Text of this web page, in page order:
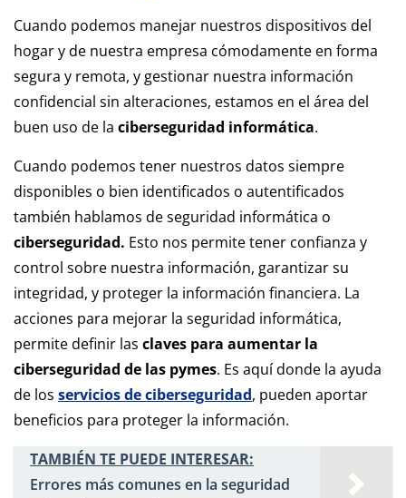
Cuando podemos manejar nuestros dispositivos del
hogar y de nuestra empresa cómodamente en forma
segura y remota, y gestionar nuestra información
confidencial sin alteraciones, estamos en el área del
buen uso de la ciberseguridad informática.
Cuando podemos tener nuestros datos siempre
disponibles o bien identificados o autentificados
también hablamos de seguridad informática o
ciberseguridad. Esto nos permite tener confianza y
control sobre nuestra información, garantizar su
integridad, y proteger la información financiera. La
acciones para mejorar la seguridad informática,
permite definir las claves para aumentar la
ciberseguridad de las pymes. Es aquí donde la ayuda
de los servicios de ciberseguridad, pueden aportar
beneficios para proteger la información.
TAMBIÉN TE PUEDE INTERESAR:
Errores más comunes en la seguridad